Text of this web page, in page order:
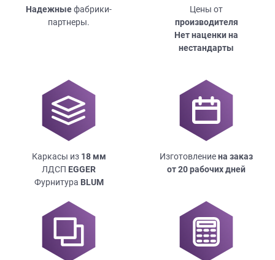
Надежныефабрики-
партнеры.
Цены от
производителя
Нет наценки на
нестандарты
Каркасы из 18мм
ЛДСП EGGER
Фурнитура BLUM
Изготовлениена заказ
от 20 рабочих дней